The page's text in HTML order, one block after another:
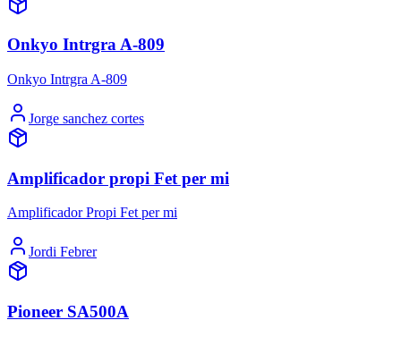
Onkyo Intrgra A-809
Onkyo Intrgra A-809
Jorge sanchez cortes
Amplificador propi Fet per mi
Amplificador Propi Fet per mi
Jordi Febrer
Pioneer SA500A